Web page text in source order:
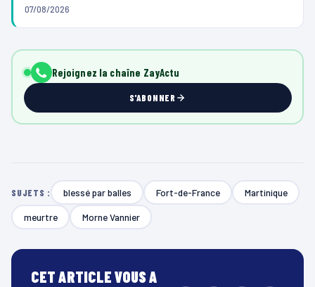
07/08/2026
Rejoignez la chaîne ZayActu
S'ABONNER
SUJETS : blessé par balles Fort-de-France Martinique
meurtre Morne Vannier
CET ARTICLE VOUS A